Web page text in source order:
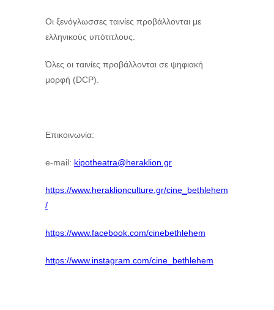
Οι ξενόγλωσσες ταινίες προβάλλονται με
ελληνικούς υπότιτλους.
Όλες οι ταινίες προβάλλονται σε ψηφιακή
μορφή (DCP).
Επικοινωνία:
e-mail: kipotheatra@heraklion.gr
https://www.heraklionculture.gr/cine_bethlehem
/
https://www.facebook.com/cinebethlehem
https://www.instagram.com/cine_bethlehem